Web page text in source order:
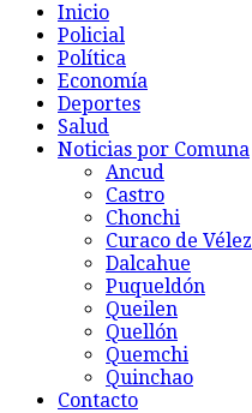
Inicio
Policial
Política
Economía
Deportes
Salud
Noticias por Comuna
Ancud
Castro
Chonchi
Curaco de Vélez
Dalcahue
Puqueldón
Queilen
Quellón
Quemchi
Quinchao
Contacto